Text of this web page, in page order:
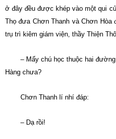
ở đây đều được khép vào một qui
Thọ đưa Chơn Thanh và Chơn Hòa
trụ trì kiêm giám viện, thầy Thiện
– Mấy chú học thuộc hai
Hàng chưa?
Chơn Thanh lí nhí đáp:
– Dạ rồi!